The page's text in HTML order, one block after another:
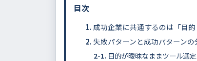
目次
成功企業に共通するのは「目
失敗パターンと成功パターンの
目的が曖昧なままツール選